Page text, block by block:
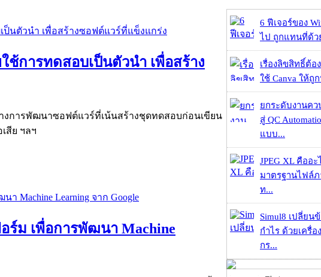
ช้การทดสอบเป็นตัวนำ เพื่อสร้าง
ทางการพัฒนาซอฟต์แวร์ที่เน้นสร้างชุดทดสอบก่อนเขียน
สีย ฯลฯ
ร์ม เพื่อการพัฒนา Machine
6 ฟีเจอร์ของ
ไป ถูกแทนที่ด้ว
เรื่องลิขสิทธิ์ต้อ
ใช้ Canva ให้ถูก
ยกระดับงานค
สู่ QC
แบบ...
JPEG XL คืออะ
มาตรฐานไฟล์
ท...
Simul8 เปลี่ยน
กำไร ด้วยเครื่อ
กร...